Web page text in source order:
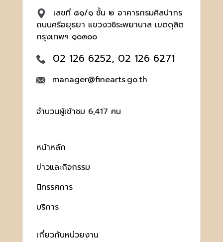
เลขที่ ๘๑/๑ ชั้น ๒ อาคารกรมศิลปากร
ถนนศรีอยุธยา แขวงวชิระพยาบาล เขตดุสิต
กรุงเทพฯ ๑๐๓๐๐
02 126 6252, 02 126 6271
manager@finearts.go.th
จำนวนผู้เข้าชม 6,417 คน
หน้าหลัก
ข่าวและกิจกรรม
นิทรรศการ
บริการ
เกี่ยวกับหน่วยงาน